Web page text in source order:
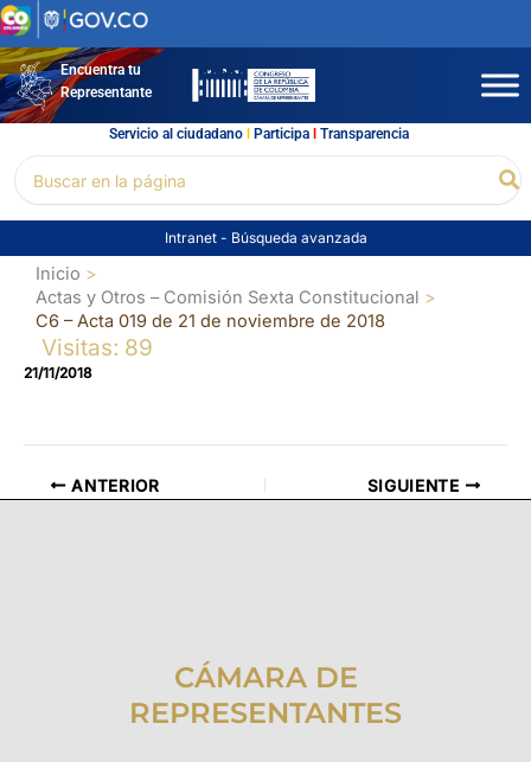
Ir
al
contenidoEncuentra tu
Representante
Servicio al ciudadano l Participal Transparencia
por:
Intranet - Búsqueda avanzada
Inicio
Actas y Otros – Comisión Sexta Constitucional
C6 – Acta 019 de 21 de noviembre de 2018
Visitas: 89
21/11/2018
ANTERIOR SIGUIENTE
CÁMARA DE
REPRESENTANTES